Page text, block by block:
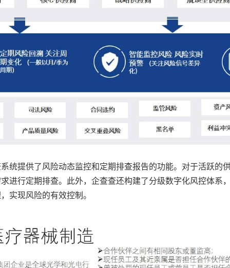
统提供了风险动态监控和定期排查报告的功能。对于活跃的
进行定期排查。此外，企查查还构建了分级数字化风控体系
实现风险的有效控制。